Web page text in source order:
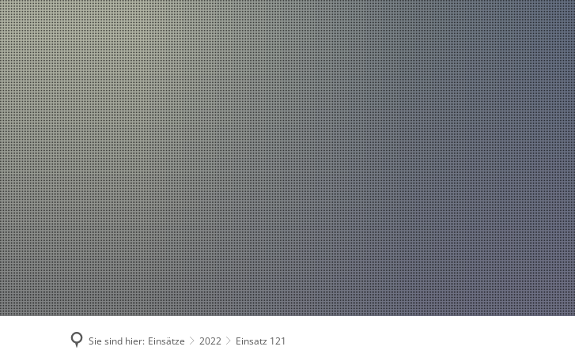
Einsätze
2026
2025
2024
2023
2022
2021
Aktuelles Über uns
Führung und Organisation
Fachgebiete und Funktionsträger
Mannschaft
Fahrzeuge und
Sie sind hier: Einsätze 2022 Einsatz 121